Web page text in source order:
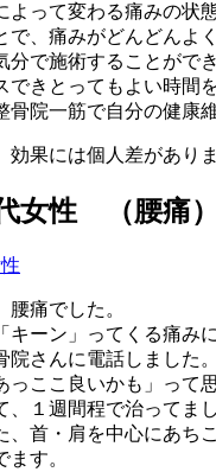
って変わる痛みの状
、痛みがどんどんよ
で施術することがで
きとってもよい時間
院一筋で自分の健康
果には個人差がありま
女性 （腰痛）
痛でした。
キーン」ってくる痛み
さんに電話しました。
ここ良いかも」って
１週間程で治ってまし
首・肩を中心にあち
す。